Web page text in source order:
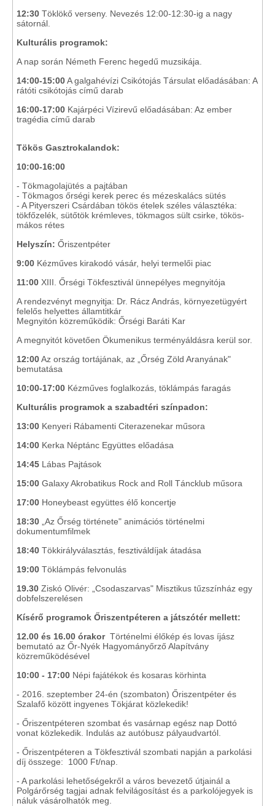
12:30 Töklökő verseny. Nevezés 12:00-12:30-ig a nagy
sátornál.
Kulturális programok:
A nap során Németh Ferenc hegedű muzsikája.
14:00-15:00A galgahévízi Csikótojás Társulat előadásában: A
rátóti csikótojás című darab
16:00-17:00 Kajárpéci Vízirevű előadásában: Az ember
tragédia című darab
Tökös Gasztrokalandok:
10:00-16:00
- Tökmagolajütés a pajtában
- Tökmagos őrségi kerek perec és mézeskalács sütés
- A Pityerszeri Csárdában tökös ételek széles választéka:
tökfőzelék, sütőtök krémleves, tökmagos sült csirke, tökös-
mákos rétes
Helyszín: Őriszentpéter
9:00 Kézműves kirakodó vásár, helyi termelői piac
11:00 XIII. Őrségi Tökfesztivál ünnepélyes megnyitója
A rendezvényt megnyitja: Dr. Rácz András, környezetügyért
felelős helyettes államtitkár
Megnyitón közreműködik: Őrségi Baráti Kar
A megnyitót követően Ökumenikus terményáldásra kerül sor.
12:00Az ország tortájának, az „Őrség Zöld Aranyának"
bemutatása
10:00-17:00 Kézműves foglalkozás, töklámpás faragás
Kulturális programok a szabadtéri színpadon:
13:00 Kenyeri Rábamenti Citerazenekar műsora
14:00 Kerka Néptánc Együttes előadása
14:45 Lábas Pajtások
15:00 Galaxy Akrobatikus Rock and Roll Táncklub műsora
17:00 Honeybeast együttes élő koncertje
18:30 „Az Őrség története" animációs történelmi
dokumentumfilmek
18:40 Tökkirályválasztás, fesztiváldíjak átadása
19:00 Töklámpás felvonulás
19.30 Ziskó Olivér:
„Csodaszarvas" Misztikus tűzszínház egy
dobfelszerelésen
Kísérő programok Őriszentpéteren a játszótér mellett:
12.00 és 16.00 órakor Történelmi élőkép és lovas íjász
bemutató az Őr-Nyék Hagyományőrző Alapítvány
közreműködésével
10:00 - 17:00 Népi fajátékok és kosaras körhinta
- 2016. szeptember 24-én (szombaton) Őriszentpéter és
Szalafő között ingyenes Tökjárat közlekedik!
- Őriszentpéteren szombat és vasárnap egész nap Dottó
vonat közlekedik. Indulás az autóbusz pályaudvartól.
- Őriszentpéteren a Tökfesztivál szombati napján a parkolási
díj összege: 1000 Ft/nap.
- A parkolási lehetőségekről a város bevezető útjainál a
Polgárőrség tagjai adnak felvilágosítást és a parkolójegyek is
náluk vásárolhatók meg.